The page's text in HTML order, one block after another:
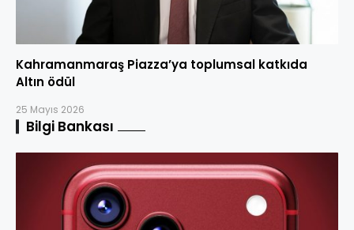
Kahramanmaraş Piazza’ya toplumsal katkıda
Altın ödül
25 Mayıs 2026
Bilgi Bankası